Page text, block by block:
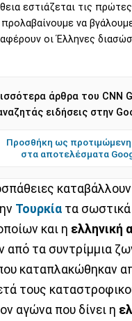
εστιάζεται τις
προλαβαίνουμε να
οι Έλληνες
άρθρα του CNN
ειδήσεις στην
Προσθήκη ως
στα αποτελέσματα
Τουρκία τα σωστικά
και η ελληνική
από τα συντρίμμια
καταπλακώθηκαν
τους
αγώνα που δίνει η